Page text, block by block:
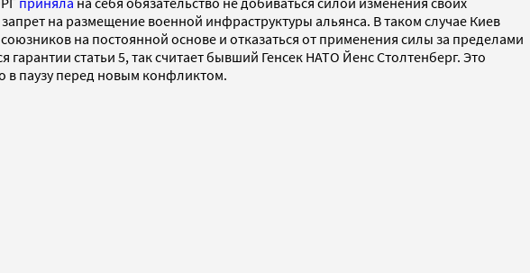
на размещение военной инфраструктуры альянса. В таком случае Киев
на постоянной основе и отказаться от применения силы за пределами
гарантии статьи 5, так считает бывший Генсек НАТО Йенс Столтенберг. Это
в паузу перед новым конфликтом.